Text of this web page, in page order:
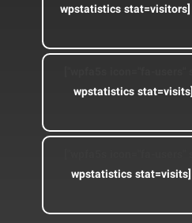
[wpstatistics stat=visitors
[wpstatistics stat=visits
[wpstatistics stat=visits